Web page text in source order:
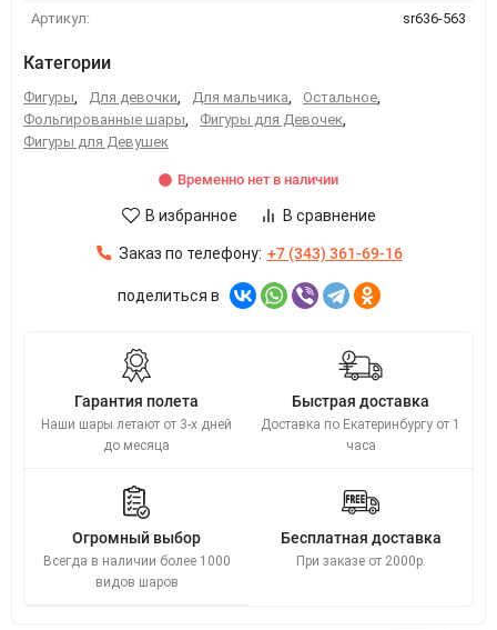
Артикул:
sr636-563
Категории
Фигуры, Для девочки, Для мальчика, Остальное,
Фольгированные шары, Фигуры для Девочек,
Фигуры для Девушек
Временно нет в наличии
В избранное В сравнение
Заказ по телефону: +7 (343) 361-69-16
поделиться в
Гарантия полета
Наши шары летают от 3-х дней
до месяца
Быстрая доставка
Доставка по Екатеринбургу от 1
часа
Огромный выбор
Всегда в наличии более 1000
видов шаров
Бесплатная доставка
При заказе от 2000р.